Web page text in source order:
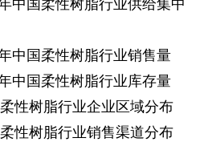
中国柔性树脂行业供给集中
中国柔性树脂行业销售量
中国柔性树脂行业库存量
性树脂行业企业区域分布
性树脂行业销售渠道分布